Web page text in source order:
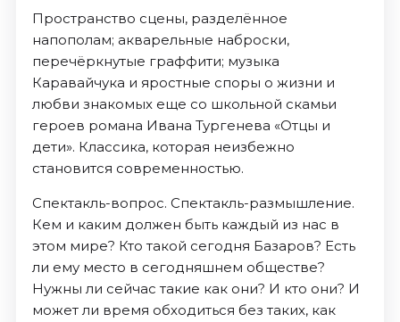
Пространство сцены, разделённое
напополам; акварельные наброски,
перечёркнутые граффити; музыка
Каравайчука и яростные споры о жизни и
любви знакомых еще со школьной скамьи
героев романа Ивана Тургенева «Отцы и
дети». Классика, которая неизбежно
становится современностью.
Спектакль-вопрос. Спектакль-размышление.
Кем и каким должен быть каждый из нас в
этом мире? Кто такой сегодня Базаров? Есть
ли ему место в сегодняшнем обществе?
Нужны ли сейчас такие как они? И кто они? И
может ли время обходиться без таких, как